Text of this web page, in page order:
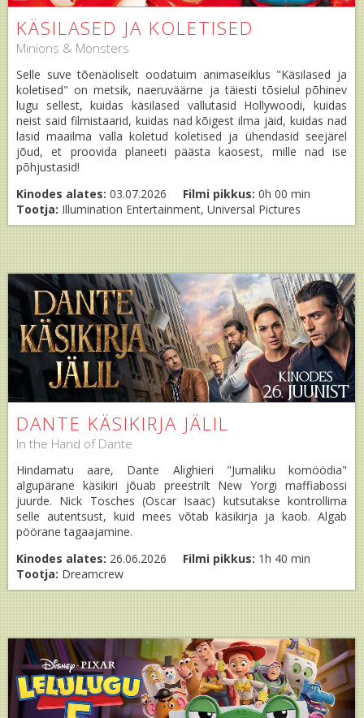
KÄSILASED JA KOLETISED
Minions & Monsters
Selle suve tõenäoliselt oodatuim animaseiklus "Käsilased ja
koletised" on metsik, naeruväärne ja täiesti tõsielul põhinev
lugu sellest, kuidas käsilased vallutasid Hollywoodi, kuidas
neist said filmistaarid, kuidas nad kõigest ilma jäid, kuidas nad
lasid maailma valla koletud koletised ja ühendasid seejärel
jõud, et proovida planeeti päästa kaosest, mille nad ise
põhjustasid!
Kinodes alates: 03.07.2026 Filmi pikkus: 0h 00 min
Tootja: Illumination Entertainment, Universal Pictures
DANTE KÄSIKIRJA JÄLIL
In the Hand of Dante
Hindamatu aare, Dante Alighieri "Jumaliku komöödia"
algupärane käsikiri jõuab preestrilt New Yorgi maffiabossi
juurde. Nick Tosches (Oscar Isaac) kutsutakse kontrollima
selle autentsust, kuid mees võtab käsikirja ja kaob. Algab
pöörane tagaajamine.
Kinodes alates: 26.06.2026 Filmi pikkus: 1h 40 min
Tootja: Dreamcrew